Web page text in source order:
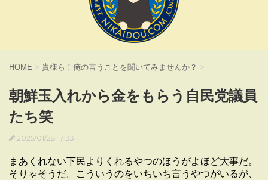
HOME > 貴様ら！俺の言うことを聞いてみませんか？ >
朝鮮玉入れから金をもらう自民党議員
たち笑
2025/01/28 17:33
まあくれない下民よりくれるやつのほうがよほど大事だ。
そりゃそうだ。こういうのをいちいち言うやつがいるが、